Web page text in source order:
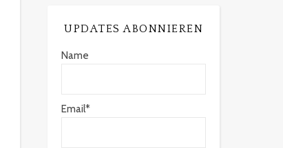
UPDATES ABONNIEREN
Name
Email*